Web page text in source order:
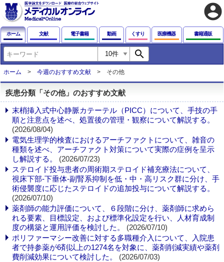
account_circle
ホーム 文献 電子書籍 動画 くすり 医療機器 書籍通販
search
ホーム 今週のおすすめ文献 その他
疾患分類「その他」のおすすめ文献
末梢挿入式中心静脈カテーテル（PICC）について、手技の手
順と注意点を述べ、処置後の管理・観察について解説する。
(2026/08/04)
電気生理学的検査におけるアーチファクトについて、雑音の
種類を述べ、アーチファクト対策について実際の症例を呈示
し解説する。
(2026/07/23)
ステロイド投与患者の周術期ステロイド補充療法について、
視床下部-下垂体-副腎系抑制を低・中・高リスク群に分け、手
術侵襲度に応じたステロイドの追加投与について解説する。
(2026/07/10)
薬剤師の能力評価について、６段階に分け、薬剤師に求めら
れる要素、目標設定、および標準化設定を行い、人材育成制
度の構築と運用評価を検討した。
(2026/07/10)
ポリファーマシー改善に対する多職種介入について、入院患
者で持参薬が6剤以上の1274名を対象に、薬剤削減実績や薬剤
費削減効果について検討した。
(2026/07/03)